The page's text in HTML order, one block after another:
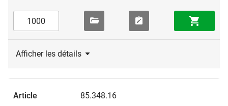
Afficher les détails
85.348.16